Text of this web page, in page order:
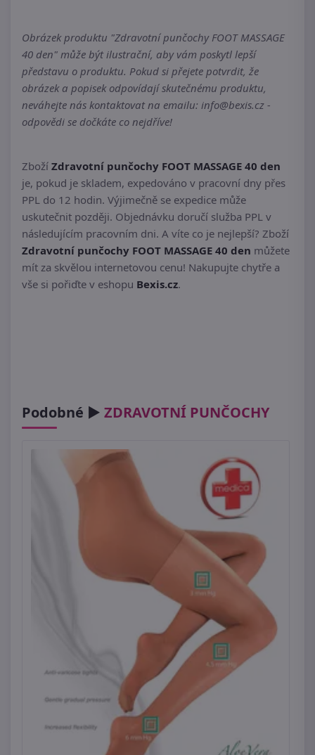
Obrázek produktu "Zdravotní punčochy FOOT MASSAGE
40 den" může být ilustrační, aby vám poskytl lepší
představu o produktu. Pokud si přejete potvrdit, že
obrázek a popisek odpovídají skutečnému produktu,
neváhejte nás kontaktovat na emailu: info@bexis.cz -
odpovědi se dočkáte co nejdříve!
Zboží Zdravotní punčochy FOOT MASSAGE 40 den
je, pokud je skladem, expedováno v pracovní dny přes
PPL do 12 hodin. Výjimečně se expedice může
uskutečnit později. Objednávku doručí služba PPL v
následujícím pracovním dni. A víte co je nejlepší? Zboží
Zdravotní punčochy FOOT MASSAGE 40 den můžete
mít za skvělou internetovou cenu! Nakupujte chytře a
vše si pořiďte v eshopu Bexis.cz.
Podobné ► ZDRAVOTNÍ PUNČOCHY